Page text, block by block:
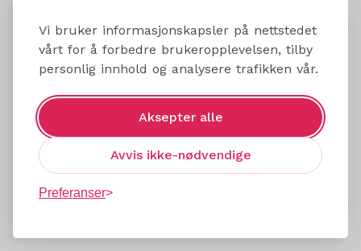
Vi bruker informasjonskapsler på nettstedet
vårt for å forbedre brukeropplevelsen, tilby
personlig innhold og analysere trafikken vår.
Aksepter alle
Avvis ikke-nødvendige
Preferanser